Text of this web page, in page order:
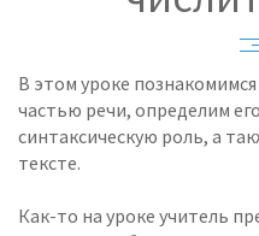
В этом уроке
частью речи, определим
синтаксическую роль, а
тексте.
Как-то на уроке учитель